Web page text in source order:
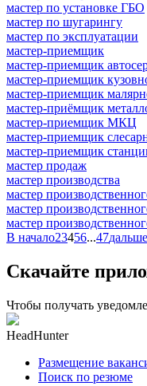
мастер по установке ГБО
мастер по шугарингу
мастер по эксплуатации
мастер-приемщик
мастер-приемщик
мастер-приемщик
мастер-приемщик
мастер-приёмщик
мастер-приемщик МКЦ
мастер-приемщик
мастер-приемщик
мастер продаж
мастер производства
мастер
мастер
мастер
В начало23456...47дальше
Скачайте
Чтобы получать
HeadHunter
Размещение
Поиск по резюме